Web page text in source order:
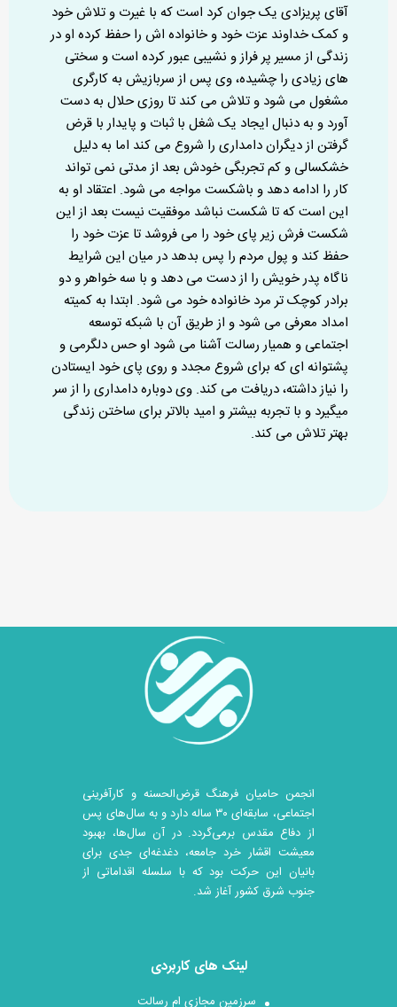
آقای پریزادی یک جوان کرد است که با غیرت و تلاش خود
و کمک خداوند عزت خود و خانواده اش را حفظ کرده او در
زندگی از مسیر پر فراز و نشیبی عبور کرده است و سختی
های زیادی را چشیده، وی پس از سربازیش به کارگری
مشغول می شود و تلاش می کند تا روزی حلال به دست
آورد و به دنبال ایجاد یک شغل با ثبات و پایدار با قرض
گرفتن از دیگران دامداری را شروع می کند اما به دلیل
خشکسالی و کم تجربگی خودش بعد از مدتی نمی تواند
کار را ادامه دهد و باشکست مواجه می شود. اعتقاد او به
این است که تا شکست نباشد موفقیت نیست بعد از این
شکست فرش زیر پای خود را می فروشد تا عزت خود را
حفظ کند و پول مردم را پس بدهد در میان این شرایط
ناگاه پدر خویش را از دست می دهد و با سه خواهر و دو
برادر کوچک تر مرد خانواده خود می شود. ابتدا به کمیته
امداد معرفی می شود و از طریق آن با شبکه توسعه
اجتماعی و همیار رسالت آشنا می شود او حس دلگرمی و
پشتوانه ای که برای شروع مجدد و روی پای خود ایستادن
را نیاز داشته، دریافت می کند. وی دوباره دامداری را از سر
میگیرد و با تجربه بیشتر و امید بالاتر برای ساختن زندگی
بهتر تلاش می کند.
انجمن حامیان فرهنگ قرض‌الحسنه و کارآفرینی
اجتماعی، سابقه‌ای ۳۰ ساله دارد و به سال‌های پس
از دفاع مقدس برمی‌گردد. در آن سال‎‌ها، بهبود
معیشت اقشار خرد جامعه، دغدغه‌ای جدی برای
بانیان این حرکت بود که با سلسله اقداماتی از
جنوب شرق کشور آغاز شد.
لینک های کاربردی
سرزمین مجازی ام رسالت